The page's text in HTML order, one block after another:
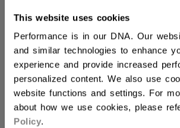
This website uses cookies
Performance is in our DNA. Our
and similar technologies to enhance
experience and provide increased
personalized content. We also use
website functions and settings. For
about how we use cookies, please
Policy.
Versandbestimmungen
Kostenfreie Rücksendungen